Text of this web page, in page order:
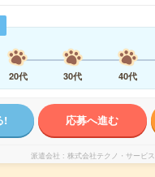
20代
30代 40代
! 応募へ進む
派遣会社 株式会社テクノ・サービス